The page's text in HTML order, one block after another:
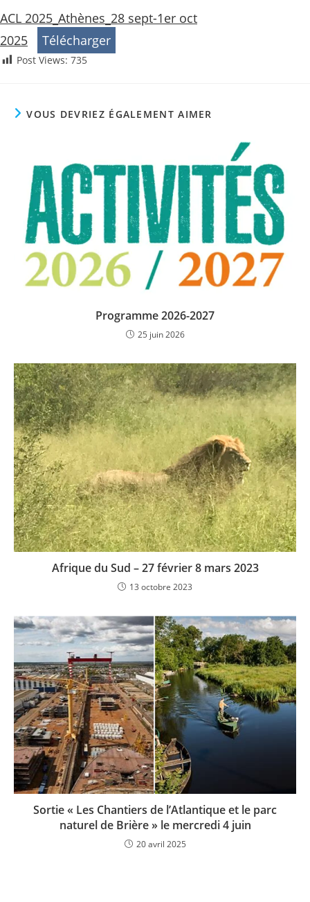
ACL 2025_Athènes_28 sept-1er oct
2025
Télécharger
Post Views: 735
VOUS DEVRIEZ ÉGALEMENT AIMER
Programme 2026-2027
25 juin 2026
Afrique du Sud – 27 février 8 mars 2023
13 octobre 2023
Sortie « Les Chantiers de l’Atlantique et le parc
naturel de Brière » le mercredi 4 juin
20 avril 2025